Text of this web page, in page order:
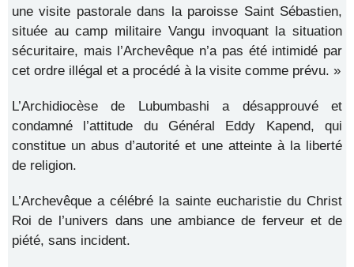
une visite pastorale dans la paroisse Saint Sébastien,
située au camp militaire Vangu invoquant la situation
sécuritaire, mais l’Archevêque n’a pas été intimidé par
cet ordre illégal et a procédé à la visite comme prévu. »
L’Archidiocèse de Lubumbashi a désapprouvé et
condamné l’attitude du Général Eddy Kapend, qui
constitue un abus d’autorité et une atteinte à la liberté
de religion.
L’Archevêque a célébré la sainte eucharistie du Christ
Roi de l’univers dans une ambiance de ferveur et de
piété, sans incident.